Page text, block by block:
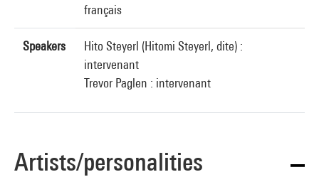
français
Speakers
Hito Steyerl (Hitomi Steyerl, dite) :
intervenant
Trevor Paglen : intervenant
Artists/personalities